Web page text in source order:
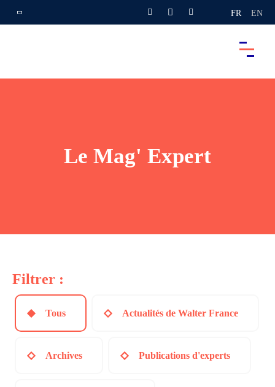
FR EN
Le Mag' Expert
Filtrer :
Tous Actualités de Walter France
Archives Publications d'experts